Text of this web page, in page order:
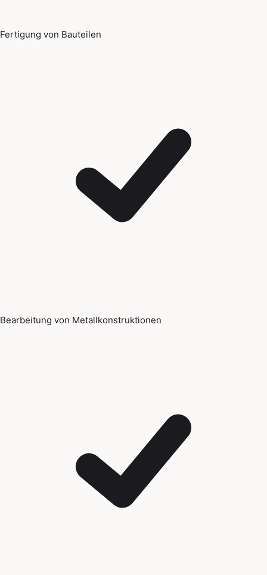
Fertigung von Bauteilen
Bearbeitung von Metallkonstruktionen